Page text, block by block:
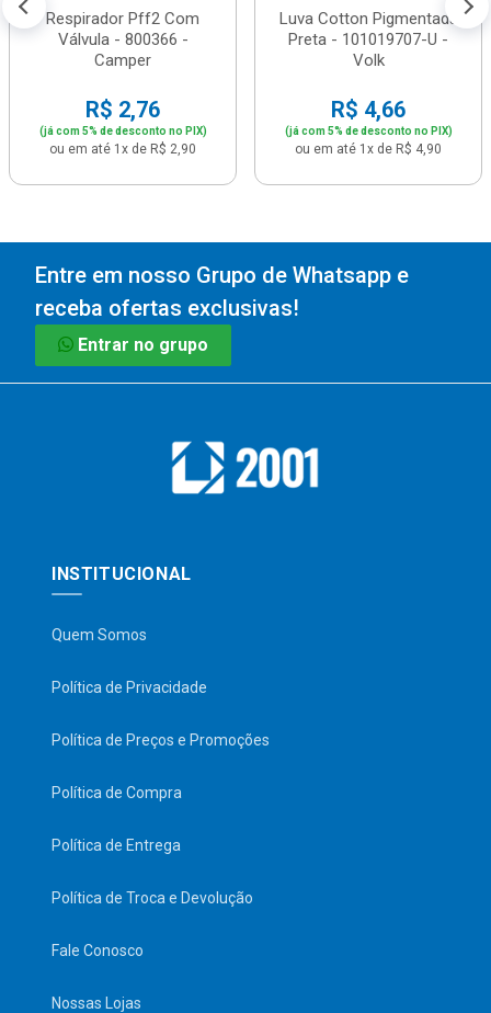
Respirador Pff2 Com
Válvula - 800366 -
Camper
R$ 2,76
(já com 5% de desconto no PIX)
ou em até 1x de R$ 2,90
Luva Cotton Pigmentada
Preta - 101019707-U -
Volk
R$ 4,66
(já com 5% de desconto no PIX)
ou em até 1x de R$ 4,90
Entre em nosso Grupo de Whatsapp e
receba ofertas exclusivas!
Entrar no grupo
INSTITUCIONAL
Quem Somos
Política de Privacidade
Política de Preços e Promoções
Política de Compra
Política de Entrega
Política de Troca e Devolução
Fale Conosco
Nossas Lojas